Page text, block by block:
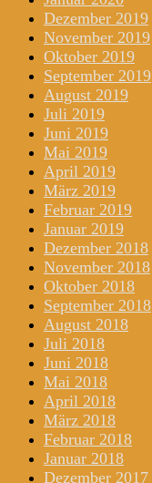
Dezember 2019
November 2019
Oktober 2019
September 2019
August 2019
Juli 2019
Juni 2019
Mai 2019
April 2019
März 2019
Februar 2019
Januar 2019
Dezember 2018
November 2018
Oktober 2018
September 2018
August 2018
Juli 2018
Juni 2018
Mai 2018
April 2018
März 2018
Februar 2018
Januar 2018
Dezember 2017